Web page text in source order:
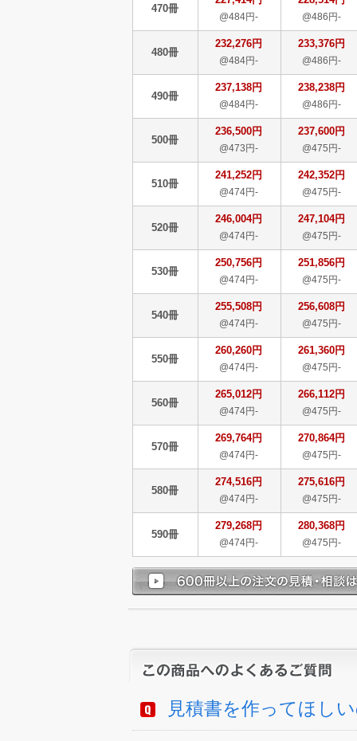
470冊
@484円- @486円-
480冊
232,276円
@484円-
233,376円
@486円-
490冊
237,138円
@484円-
238,238円
@486円-
500冊
236,500円
@473円-
237,600円
@475円-
510冊
241,252円
@474円-
242,352円
@475円-
520冊
246,004円
@474円-
247,104円
@475円-
530冊
250,756円
@474円-
251,856円
@475円-
540冊
255,508円
@474円-
256,608円
@475円-
550冊
260,260円
@474円-
261,360円
@475円-
560冊
265,012円
@474円-
266,112円
@475円-
570冊
269,764円
@474円-
270,864円
@475円-
580冊
274,516円
@474円-
275,616円
@475円-
590冊
279,268円
@474円-
280,368円
@475円-
見積書を作ってほし